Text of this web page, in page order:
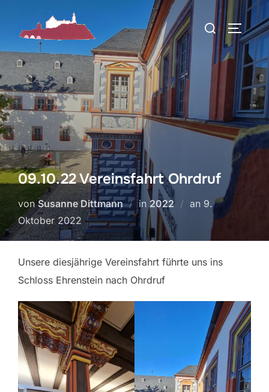
springen
Suchen
nach:
09.10.22 Vereinsfahrt Ohrdruf
vonSusanne Dittmann in 2022 an Veröffentlicht
am
9.
Oktober 2022
Unsere diesjährige Vereinsfahrt führte uns ins
Schloss Ehrenstein nach Ohrdruf